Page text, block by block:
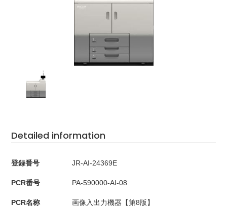
Detailed information
登録番号 JR-AI-24369E
PCR番号 PA-590000-AI-08
PCR名称 画像入出力機器【第8版】